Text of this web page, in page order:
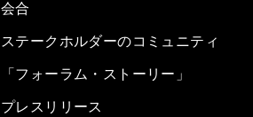
会合
ステークホルダーのコミュニティ
「フォーラム・ストーリー」
プレスリリース